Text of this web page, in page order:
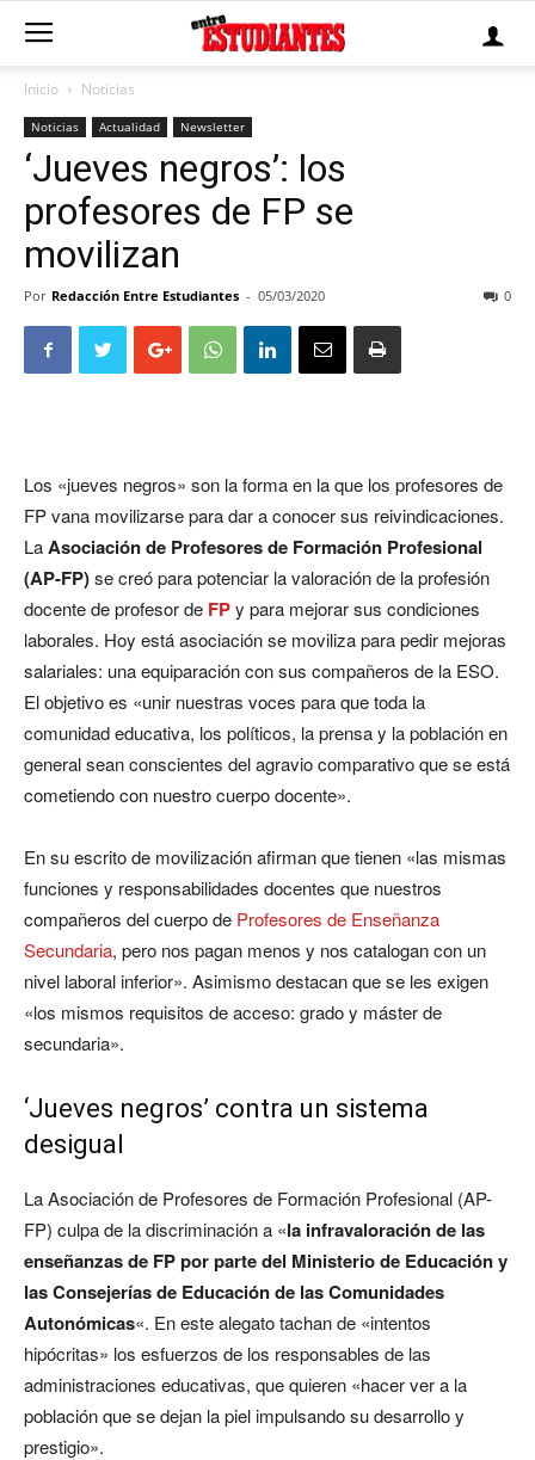
Inicio Noticias
Noticias Actualidad Newsletter
‘Jueves negros’: los
profesores de FP se
movilizan
Por Redacción Entre Estudiantes - 05/03/2020 0
Los «jueves negros» son la forma en la que los profesores de
FP vana movilizarse para dar a conocer sus reivindicaciones.
LaAsociación de Profesores de Formación Profesional
(AP-FP)se creó para potenciar la valoración de la profesión
docente de profesor de FPy para mejorar sus condiciones
laborales. Hoy está asociación se moviliza para pedir mejoras
salariales: una equiparación con sus compañeros de la ESO.
El objetivo es «unir nuestras voces para que toda la
comunidad educativa, los políticos, la prensa y la población en
general sean conscientes del agravio comparativo que se está
cometiendo con nuestro cuerpo docente».
En su escrito de movilización afirman que tienen «las mismas
funciones y responsabilidades docentes que nuestros
compañeros del cuerpo de Profesores de Enseñanza
Secundaria, pero nos pagan menos y nos catalogan con un
nivel laboral inferior». Asimismo destacan que se les exigen
«los mismos requisitos de acceso: grado y máster de
secundaria».
‘Jueves negros’ contra un sistema
desigual
La Asociación de Profesores de Formación Profesional (AP-
FP) culpa de la discriminación a «la infravaloración de las
enseñanzas de FP por parte del Ministerio de Educación y
las Consejerías de Educación de las Comunidades
Autonómicas«. En este alegato tachan de «intentos
hipócritas» los esfuerzos de los responsables de las
administraciones educativas, que quieren «hacer ver a la
población que se dejan la piel impulsando su desarrollo y
prestigio».